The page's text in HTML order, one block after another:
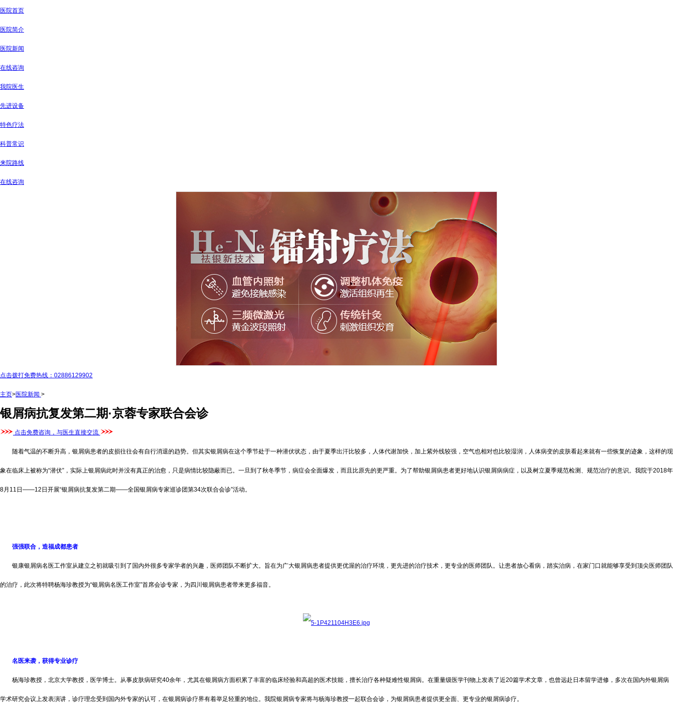
医院首页
医院简介
医院新闻
在线咨询
我院医生
先进设备
特色疗法
科普常识
来院路线
在线咨询
点击拨打免费热线：02886129902
主页>医院新闻 >
银屑病抗复发第二期·京蓉专家联合会诊
点击免费咨询，与医生直接交流
随着气温的不断升高，银屑病患者的皮损往往会有自行消退的趋势。但其实银屑病在这个季节处于一种潜伏状态，由于夏季出汗比较多，人体代谢加快，加上紫外线较强，空气也相对也比较湿润，人体病变的皮肤看起来就有一些恢复的迹象，这样的现
象在临床上被称为“潜伏”，实际上银屑病此时并没有真正的治愈，只是病情比较隐蔽而已。一旦到了秋冬季节，病症会全面爆发，而且比原先的更严重。为了帮助银屑病患者更好地认识银屑病病症，以及树立夏季规范检测、规范治疗的意识。我院于2018年
8月11日——12日开展“银屑病抗复发第二期——全国银屑病专家巡诊团第34次联合会诊”活动。
强强联合，造福成都患者
银康银屑病名医工作室从建立之初就吸引到了国内外很多专家学者的兴趣，医师团队不断扩大。旨在为广大银屑病患者提供更优渥的治疗环境，更先进的治疗技术，更专业的医师团队。让患者放心看病，踏实治病，在家门口就能够享受到顶尖医师团队
的治疗，此次将特聘杨海珍教授为“银屑病名医工作室”首席会诊专家，为四川银屑病患者带来更多福音。
名医来袭，获得专业诊疗
杨海珍教授，北京大学教授，医学博士。从事皮肤病研究40余年，尤其在银屑病方面积累了丰富的临床经验和高超的医术技能，擅长治疗各种疑难性银屑病。在重量级医学刊物上发表了近20篇学术文章，也曾远赴日本留学进修，多次在国内外银屑病
学术研究会议上发表演讲，诊疗理念受到国内外专家的认可，在银屑病诊疗界有着举足轻重的地位。我院银屑病专家将与杨海珍教授一起联合会诊，为银屑病患者提供更全面、更专业的银屑病诊疗。